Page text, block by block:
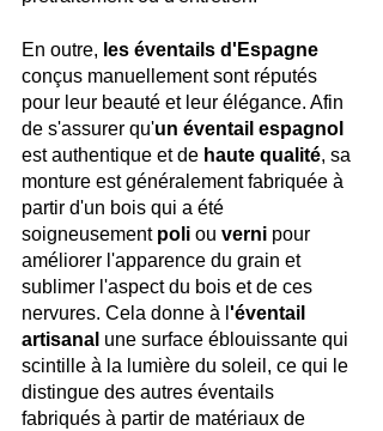
En outre, les éventails d'Espagne
conçus manuellement sont réputés
pour leur beauté et leur élégance. Afin
de s'assurer qu'un éventail espagnol
est authentique et de haute qualité, sa
monture est généralement fabriquée à
partir d'un bois qui a été
soigneusement poli ou verni pour
améliorer l'apparence du grain et
sublimer l'aspect du bois et de ces
nervures. Cela donne à l 'éventail
artisanal une surface éblouissante qui
scintille à la lumière du soleil, ce qui le
distingue des autres éventails
fabriqués à partir de matériaux de